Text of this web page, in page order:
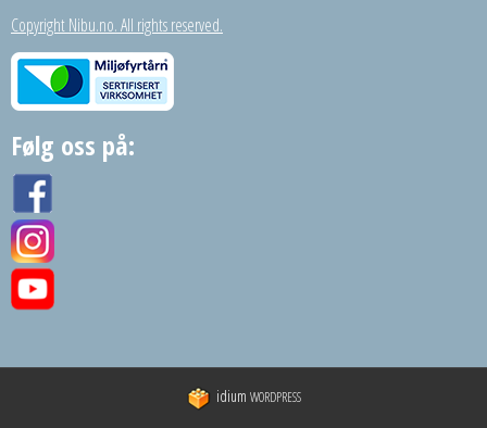
Copyright Nibu.no. All rights reserved.
Følg oss på:
idium WORDPRESS